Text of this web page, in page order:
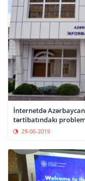
İnternetdə
tərtibatındakı
29-06-2019